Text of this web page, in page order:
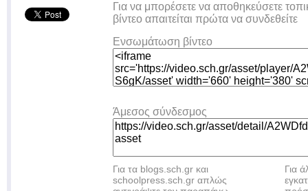
Για να μπορέσετε να αποθηκεύσετε
βίντεο απαιτείται πρώτα να συνδεθείτε
Ενσωμάτωση βίντεο
Άμεσος σύνδεσμος
Για τα blogs.sch.gr και
schoolpress.sch.gr απλώς
Για